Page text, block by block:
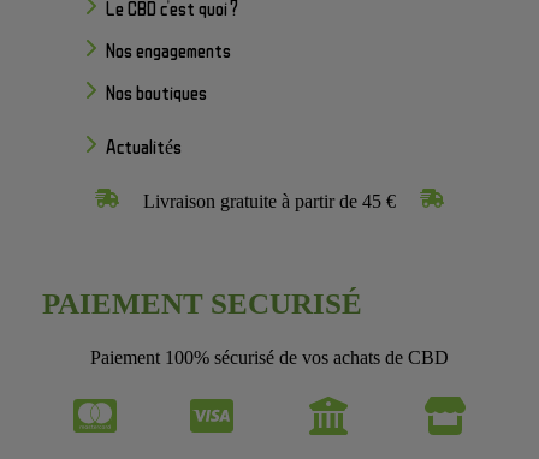
Le CBD c'est quoi ?
Nos engagements
Nos boutiques
Actualités
Livraison gratuite à partir de 45 €
PAIEMENT SECURISÉ
Paiement 100% sécurisé de vos achats de CBD